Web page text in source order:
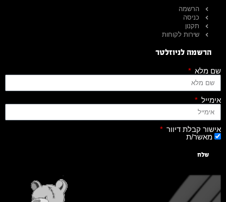
הרשמה
כניסה
תקנון
שירות לקוחות
הרשמה לניוזלטר
שם מלא
אימייל
אישור קבלת דיוור
מאשר/ת
שלח